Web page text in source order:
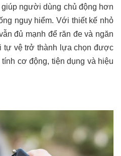
người dùng chủ động hơn
nguy hiểm. Với thiết kế nhỏ
đủ mạnh để răn đe và ngăn
tự vệ trở thành lựa chọn được
cơ động, tiện dụng và hiệu